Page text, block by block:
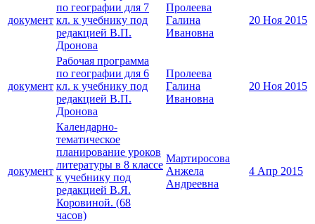
документ
по географии для 7
кл. к учебнику под
редакцией В.П.
Дронова
Пролеева
Галина
Ивановна
20 Ноя 2015
документ
Рабочая программа
по географии для 6
кл. к учебнику под
редакцией В.П.
Дронова
Пролеева
Галина
Ивановна
20 Ноя 2015
документ
Календарно-
тематическое
планирование уроков
литературы в 8 классе
к учебнику под
редакцией В.Я.
Коровиной. (68
часов)
Мартиросова
Анжела
Андреевна
4 Апр 2015